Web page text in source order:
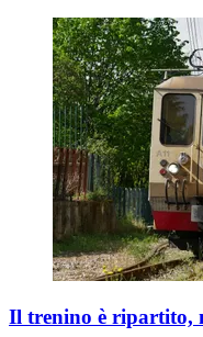
Il trenino è ripartito,